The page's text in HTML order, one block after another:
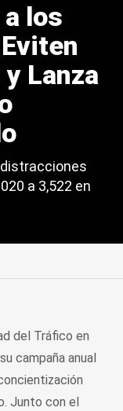
los
Lanza
a 3,522 en
del Tráfico en
campaña anual
Junto con el